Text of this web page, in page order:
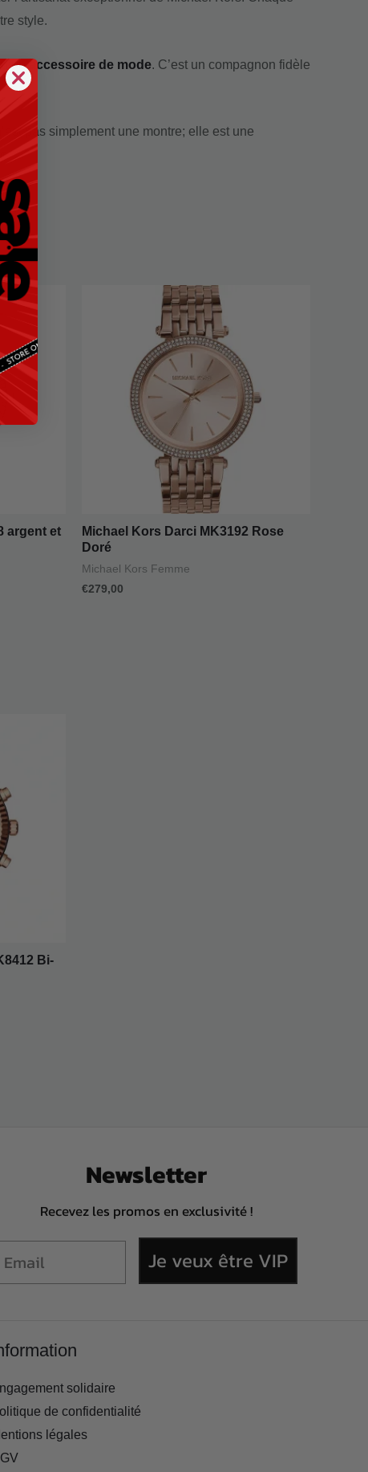
style.
accessoire de mode. C’est un compagnon fidèle
pas simplement une montre; elle est une
argent et
Michael Kors Darci MK3192 Rose
Doré
Michael Kors Femme
€279,00
Bi-
Newsletter
Recevez les promos en exclusivité !
Je veux être VIP
solidaire
de confidentialité
légales